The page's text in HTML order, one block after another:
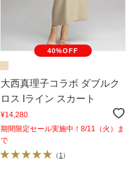
40%OFF
大西真理子コラボ ダブルク
ロス Iライン スカート
¥14,280
期間限定セール実施中！8/11（火）ま
で
（ 1 ）